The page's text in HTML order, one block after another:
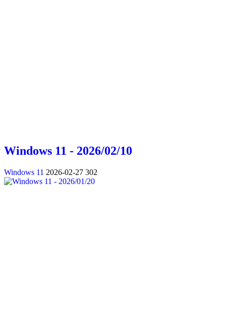
Windows 11 - 2026/02/10
Windows 11 2026-02-27 302